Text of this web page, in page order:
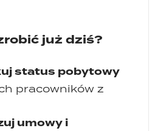
już dziś?
status pobytowy
pracowników z
umowy i